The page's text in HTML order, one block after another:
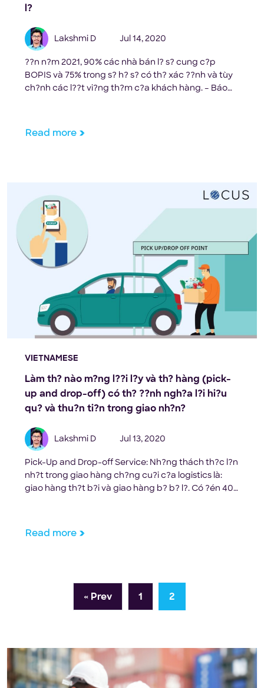
l?
Lakshmi D Jul 14, 2020
??n n?m 2021, 90% các nhà bán l? s? cung c?p
BOPIS và 75% trong s? h? s? có th? xác ??nh và tùy
ch?nh các l??t vi?ng th?m c?a khách hàng. – Báo
nh? Mua tr?c […]
Read more
VIETNAMESE
Làm th? nào m?ng l??i l?y và th? hàng (pick-
up and drop-off) có th? ??nh ngh?a l?i hi?u
qu? và thu?n ti?n trong giao nh?n?
Lakshmi D Jul 13, 2020
Pick-Up and Drop-off Service: Nh?ng thách th?c l?n
nh?t trong giao hàng ch?ng cu?i c?a logistics là:
giao hàng th?t b?i và giao hàng b? b? l?. Có ?én 40
Khách hàng ghét vi?c […]
Read more
« Prev 1 2